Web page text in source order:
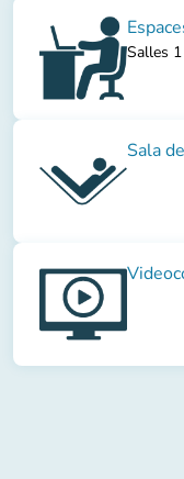
Salles
Sala